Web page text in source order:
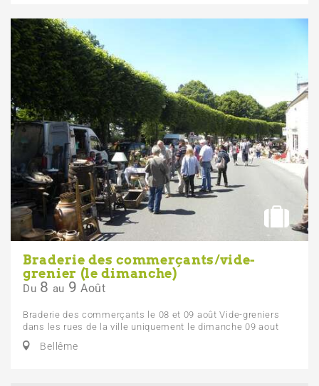
Braderie des commerçants/vide-
grenier (le dimanche)
Du 8 au 9 Août
Braderie des commerçants le 08 et 09 août Vide-greniers
dans les rues de la ville uniquement le dimanche 09 aout
Bellême